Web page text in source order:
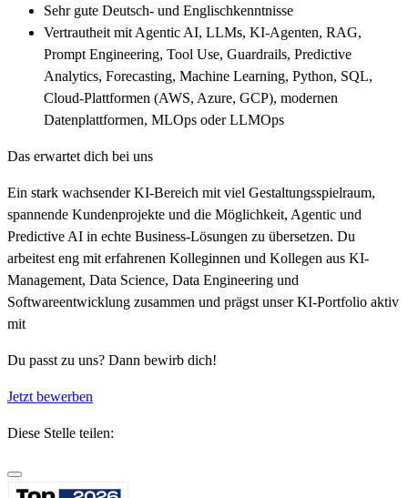
Sehr gute Deutsch- und Englischkenntnisse
Vertrautheit mit Agentic AI, LLMs, KI-Agenten, RAG,
Prompt Engineering, Tool Use, Guardrails, Predictive
Analytics, Forecasting, Machine Learning, Python, SQL,
Cloud-Plattformen (AWS, Azure, GCP), modernen
Datenplattformen, MLOps oder LLMOps
Das erwartet dich bei uns
Ein stark wachsender KI-Bereich mit viel Gestaltungsspielraum,
spannende Kundenprojekte und die Möglichkeit, Agentic und
Predictive AI in echte Business-Lösungen zu übersetzen. Du
arbeitest eng mit erfahrenen Kolleginnen und Kollegen aus KI-
Management, Data Science, Data Engineering und
Softwareentwicklung zusammen und prägst unser KI-Portfolio aktiv
mit
Du passt zu uns? Dann bewirb dich!
Jetzt bewerben
Diese Stelle teilen: